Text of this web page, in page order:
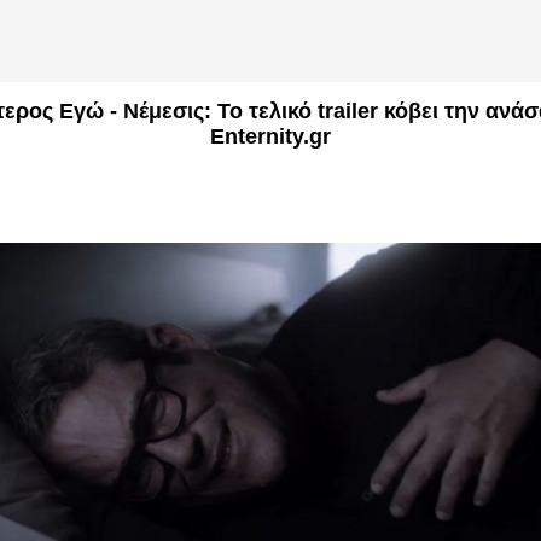
Εγώ - Νέμεσις: Το τελικό trailer κόβει την
Enternity.gr